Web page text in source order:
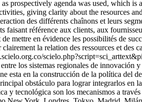
agenda was used, which is
giving clarity about the resources
des différents chaînons et leurs
référence aux clients, aux
en évidence les possibilités de
la relation des ressources et des
los sistemas regionales de innovación
esta en la construcción de la política del
obstáculo para lograr integrarlos en
tecnológica son los mecanismos a